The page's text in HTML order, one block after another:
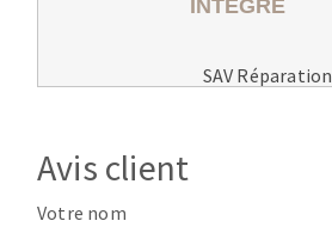
SAV Réparation
Avis client
Votre nom